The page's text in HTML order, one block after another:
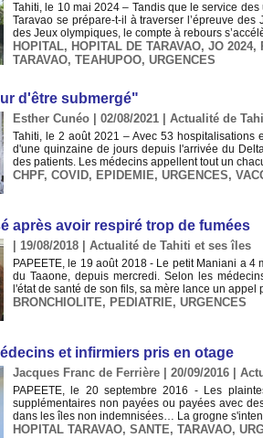
Tahiti, le 10 mai 2024 – Tandis que le service
Taravao se prépare-t-il à traverser l’épreuve
des Jeux olympiques, le compte à rebours
HOPITAL, HOPITAL DE TARAVAO, JO 2024,
TARAVAO, TEAHUPOO, URGENCES
d'être submergé"
Esther Cunéo | 02/08/2021 Actualité de
Tahiti, le 2 août 2021 – Avec 53 hospitalisations
d'une quinzaine de jours depuis l'arrivée du
des patients. Les médecins appellent tout un
CHPF, COVID, EPIDEMIE, URGENCES,
après avoir respiré trop de fumées
| 19/08/2018 Actualité de Tahiti et ses îles
PAPEETE, le 19 août 2018 - Le petit Maniani a
du Taaone, depuis mercredi. Selon les
l'état de santé de son fils, sa mère lance un
BRONCHIOLITE, PEDIATRIE, URGENCES
et infirmiers pris en otage
Jacques Franc de Ferrière | 20/09/2016
PAPEETE, le 20 septembre 2016 - Les
supplémentaires non payées ou payées avec
dans les îles non indemnisées… La grogne
HOPITAL TARAVAO, SANTE, TARAVAO,